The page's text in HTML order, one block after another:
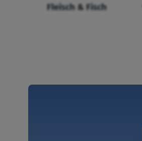
Fleisch & Fisch